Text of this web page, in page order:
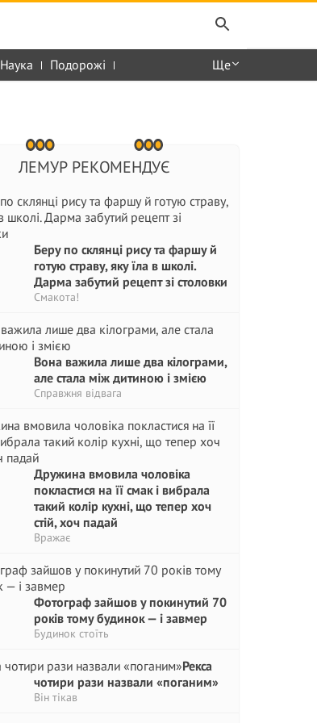
Наука Подорожі Ще
ЛЕМУР РЕКОМЕНДУЄ
Беру по склянці рису та фаршу й
готую страву, яку їла в школі.
Дарма забутий рецепт зі столовки
Смакота!
Вона важила лише два кілограми,
але стала між дитиною і змією
Справжня відвага
Дружина вмовила чоловіка
покластися на її смак і вибрала
такий колір кухні, що тепер хоч
стій, хоч падай
Вражає
Фотограф зайшов у покинутий 70
років тому будинок — і завмер
Будинок стоїть
Рекса
чотири рази назвали «поганим»
Він тікав